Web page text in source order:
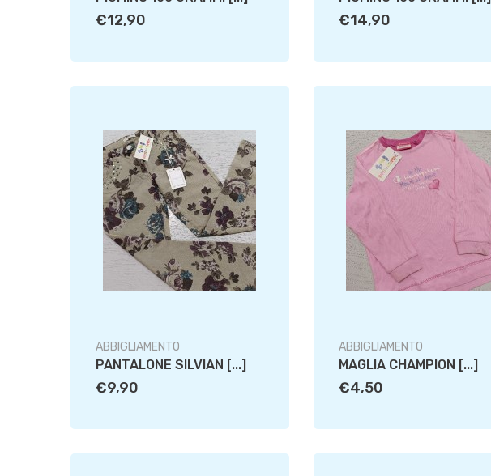
€12,90 €14,90
ABBIGLIAMENTO
PANTALONE SILVIAN [...]
€9,90
ABBIGLIAMENTO
MAGLIA CHAMPION [...]
€4,50